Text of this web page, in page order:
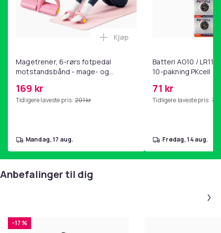
Magetrener, 6-rørs fotpedal
motstandsbånd - mage- og
hjemmegymnastikk Pink
169 kr
Tidligere laveste pris: 201 kr
Legg Magetrener, 6-rørs
Kjøp
mandag, 17 aug.
Batteri AG10 /
10-pakning PKcell
71 kr
Tidligere laveste pris: 76
fredag, 14 aug.
Anbefalinger til dig
-17 %